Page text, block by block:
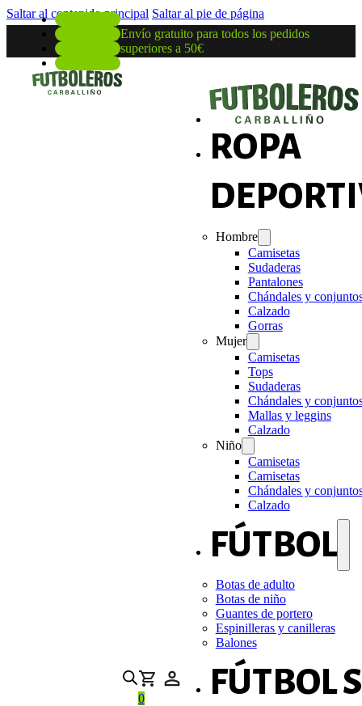
Saltar al contenido principal Saltar al pie de página
Envío gratuito para todos los pedidos
superiores a 50€
0
ROPA
Hombre
Camisetas
Sudaderas
Pantalones
Chándales y
Calzado
Gorras
Mujer
Camisetas
Tops
Sudaderas
Chándales y
Mallas y leggins
Calzado
Niño
Camisetas
Camisetas
Chándales y
Calzado
FÚTBOL
Botas de adulto
Botas de niño
Guantes de portero
Espinilleras y canilleras
Balones
FÚTBOL